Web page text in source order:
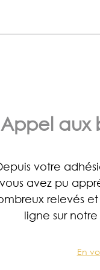
Appel aux
votre
vous avez pu
relevés
ligne sur
En